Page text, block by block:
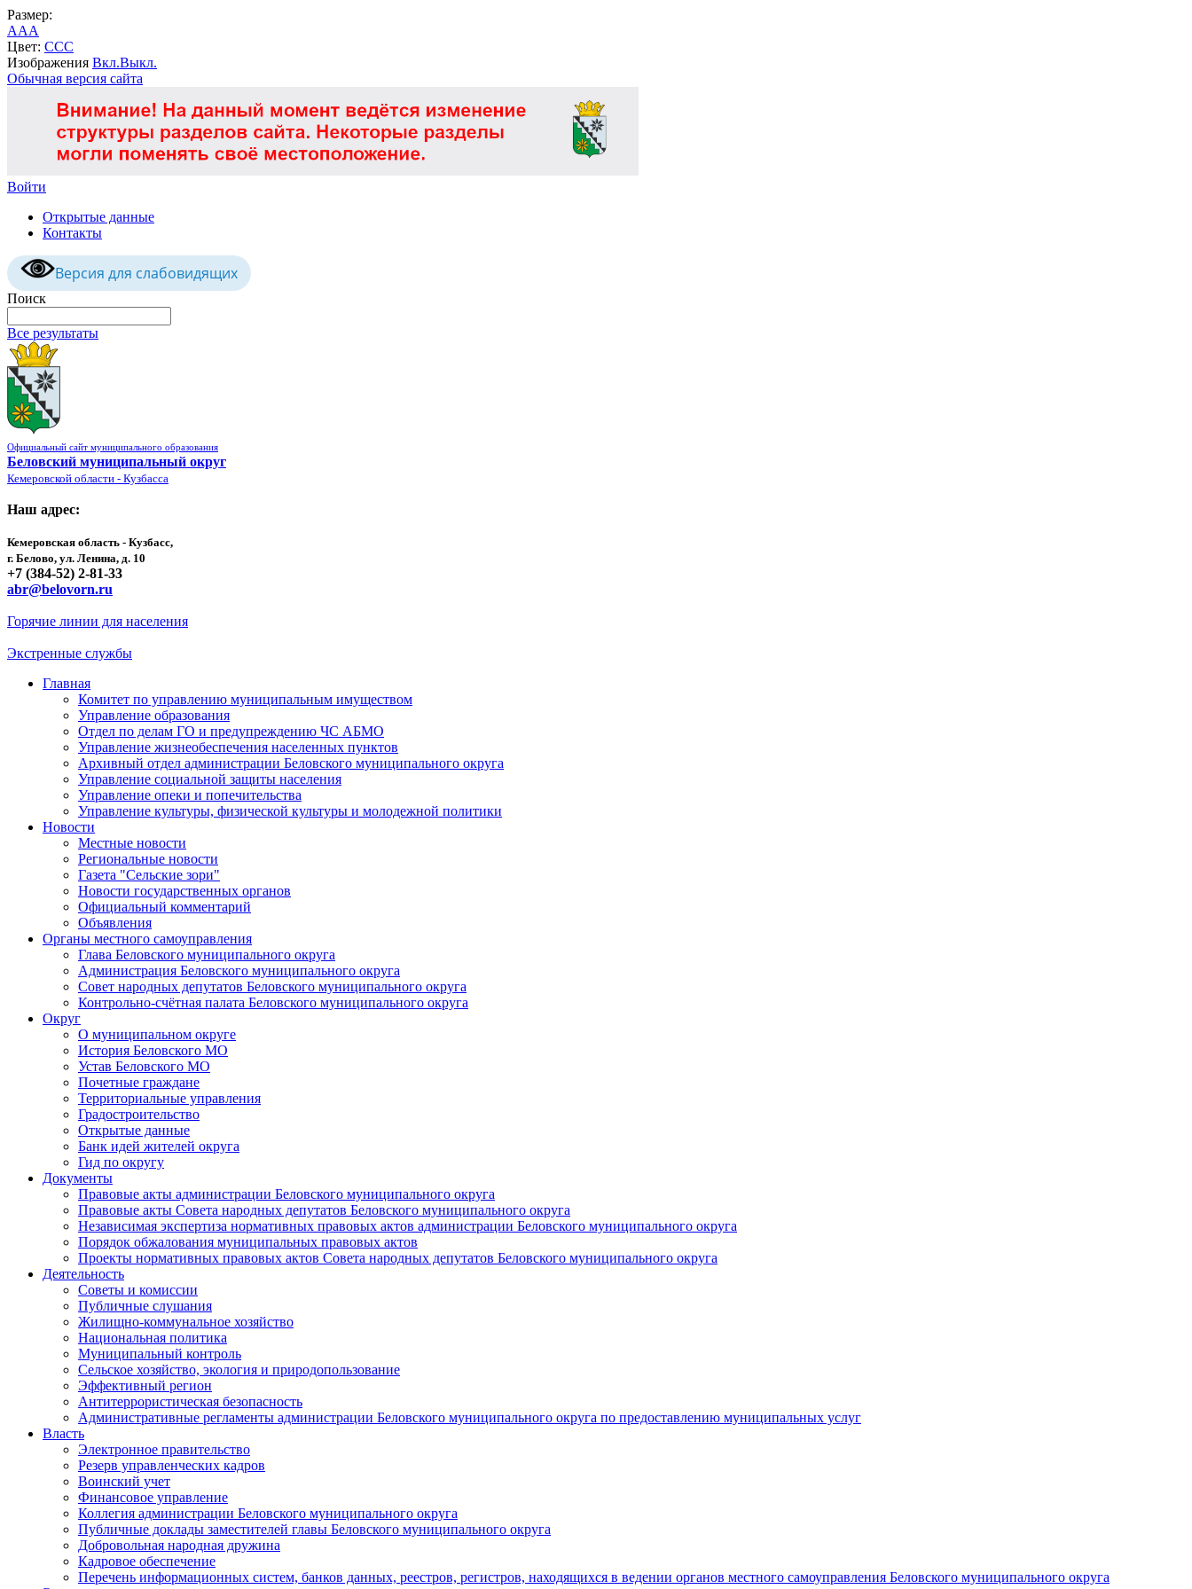
Размер:
AAA
Цвет: CCC
Изображения Вкл.Выкл.
Обычная версия сайта
Войти
Открытые данные
Контакты
Версия для слабовидящих
Поиск
Все результаты
Официальный сайт муниципального образования
Беловский муниципальный округ
Кемеровской области - Кузбасса
Наш адрес:
Кемеровская область - Кузбасс,
г. Белово, ул. Ленина, д. 10
+7 (384-52) 2-81-33
abr@belovorn.ru
Горячие линии для населения
Экстренные службы
Главная
Комитет по управлению муниципальным имуществом
Управление образования
Отдел по делам ГО и предупреждению ЧС АБМО
Управление жизнеобеспечения населенных пунктов
Архивный отдел администрации Беловского муниципального округа
Управление социальной защиты населения
Управление опеки и попечительства
Управление культуры, физической культуры и молодежной политики
Новости
Местные новости
Региональные новости
Газета "Сельские зори"
Новости государственных органов
Официальный комментарий
Объявления
Органы местного самоуправления
Глава Беловского муниципального округа
Администрация Беловского муниципального округа
Совет народных депутатов Беловского муниципального округа
Контрольно-счётная палата Беловского муниципального округа
Округ
О муниципальном округе
История Беловского МО
Устав Беловского МО
Почетные граждане
Территориальные управления
Градостроительство
Открытые данные
Банк идей жителей округа
Гид по округу
Документы
Правовые акты администрации Беловского муниципального округа
Правовые акты Совета народных депутатов Беловского муниципального округа
Независимая экспертиза нормативных правовых актов администрации Беловского муниципального округа
Порядок обжалования муниципальных правовых актов
Проекты нормативных правовых актов Совета народных депутатов Беловского муниципального округа
Деятельность
Советы и комиссии
Публичные слушания
Жилищно-коммунальное хозяйство
Национальная политика
Муниципальный контроль
Сельское хозяйство, экология и природопользование
Эффективный регион
Антитеррористическая безопасность
Административные регламенты администрации Беловского муниципального округа по предоставлению муниципальных услуг
Власть
Электронное правительство
Резерв управленческих кадров
Воинский учет
Финансовое управление
Коллегия администрации Беловского муниципального округа
Публичные доклады заместителей главы Беловского муниципального округа
Добровольная народная дружина
Кадровое обеспечение
Перечень информационных систем, банков данных, реестров, регистров, находящихся в ведении органов местного самоуправления Беловского муниципального округа